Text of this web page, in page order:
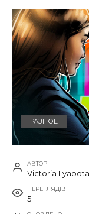
РАЗНОЕ
АВТОР
Victoria Lyapota
ПЕРЕГЛЯДІВ
5